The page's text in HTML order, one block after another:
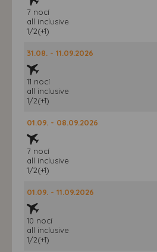
7 nocí
all inclusive
1/2(+1)
31.08. - 11.09.2026
11 nocí
all inclusive
1/2(+1)
01.09. - 08.09.2026
7 nocí
all inclusive
1/2(+1)
01.09. - 11.09.2026
10 nocí
all inclusive
1/2(+1)